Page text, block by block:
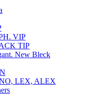
VIP
TIP
New Bleck
LEX, ALEX